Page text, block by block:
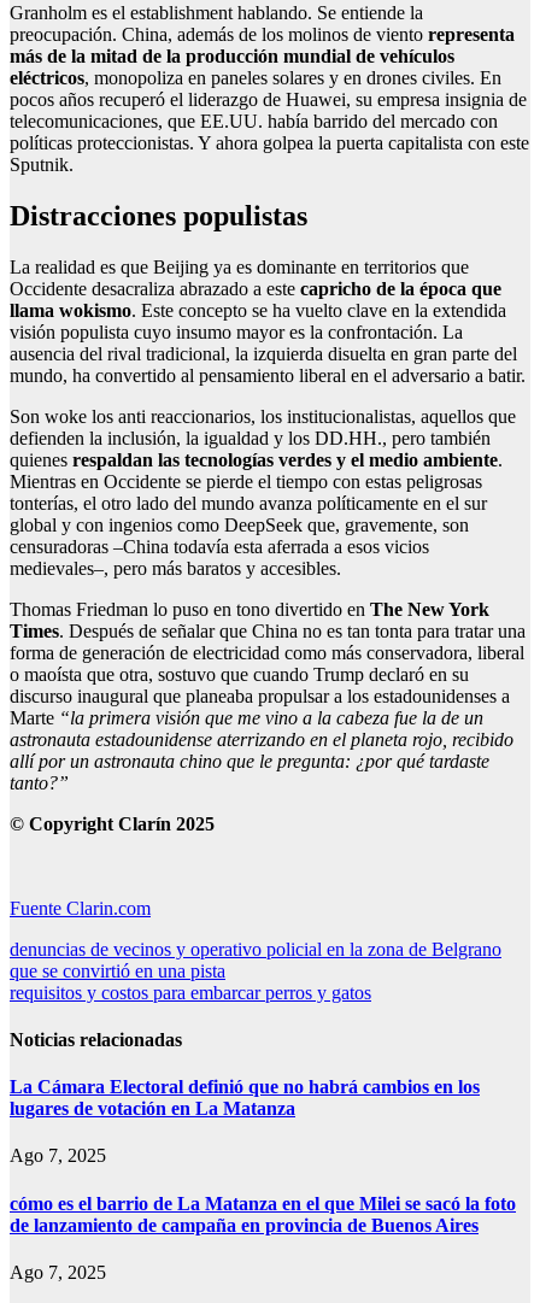
Granholm es el establishment hablando. Se entiende la
preocupación. China, además de los molinos de viento representa
más de la mitad de la producción mundial de vehículos
eléctricos, monopoliza en paneles solares y en drones civiles. En
pocos años recuperó el liderazgo de Huawei, su empresa insignia de
telecomunicaciones, que EE.UU. había barrido del mercado con
políticas proteccionistas. Y ahora golpea la puerta capitalista con este
Sputnik.
Distracciones populistas
La realidad es que Beijing ya es dominante en territorios que
Occidente desacraliza abrazado a este capricho de la época que
llama wokismo. Este concepto se ha vuelto clave en la extendida
visión populista cuyo insumo mayor es la confrontación. La
ausencia del rival tradicional, la izquierda disuelta en gran parte del
mundo, ha convertido al pensamiento liberal en el adversario a batir.
Son woke los anti reaccionarios, los institucionalistas, aquellos que
defienden la inclusión, la igualdad y los DD.HH., pero también
quienes respaldan las tecnologías verdes y el medio ambiente.
Mientras en Occidente se pierde el tiempo con estas peligrosas
tonterías, el otro lado del mundo avanza políticamente en el sur
global y con ingenios como DeepSeek que, gravemente, son
censuradoras –China todavía esta aferrada a esos vicios
medievales–, pero más baratos y accesibles.
Thomas Friedman lo puso en tono divertido en The New York
Times. Después de señalar que China no es tan tonta para tratar una
forma de generación de electricidad como más conservadora, liberal
o maoísta que otra, sostuvo que cuando Trump declaró en su
discurso inaugural que planeaba propulsar a los estadounidenses a
Marte “la primera visión que me vino a la cabeza fue la de un
astronauta estadounidense aterrizando en el planeta rojo, recibido
allí por un astronauta chino que le pregunta: ¿por qué tardaste
tanto?”
© Copyright Clarín 2025
Fuente Clarin.com
Navegación
de
denuncias de vecinos y operativo policial en la zona de Belgrano
que se convirtió en una pista
requisitos y costos para embarcar perros y gatos
Noticias relacionadas
La Cámara Electoral definió que no habrá cambios en los
lugares de votación en La Matanza
Ago 7, 2025
cómo es el barrio de La Matanza en el que Milei se sacó la foto
de lanzamiento de campaña en provincia de Buenos Aires
Ago 7, 2025